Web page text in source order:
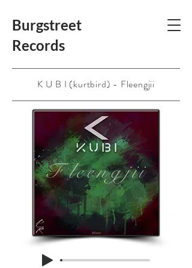
Burgstreet
Records
K U B I (kurtbird) - Fleengjii